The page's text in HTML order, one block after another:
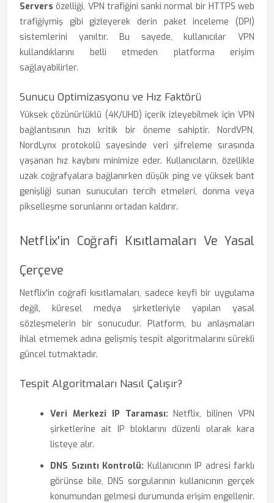
Servers özelliği, VPN trafiğini sanki normal bir HTTPS web
trafiğiymiş gibi gizleyerek derin paket inceleme (DPI)
sistemlerini yanıltır. Bu sayede, kullanıcılar VPN
kullandıklarını belli etmeden platforma erişim
sağlayabilirler.
Sunucu Optimizasyonu ve Hız Faktörü
Yüksek çözünürlüklü (4K/UHD) içerik izleyebilmek için VPN
bağlantısının hızı kritik bir öneme sahiptir. NordVPN,
NordLynx protokolü sayesinde veri şifreleme sırasında
yaşanan hız kaybını minimize eder. Kullanıcıların, özellikle
uzak coğrafyalara bağlanırken düşük ping ve yüksek bant
genişliği sunan sunucuları tercih etmeleri, donma veya
pikselleşme sorunlarını ortadan kaldırır.
Netflix'in Coğrafi Kısıtlamaları Ve Yasal
Çerçeve
Netflix'in coğrafi kısıtlamaları, sadece keyfi bir uygulama
değil, küresel medya şirketleriyle yapılan yasal
sözleşmelerin bir sonucudur. Platform, bu anlaşmaları
ihlal etmemek adına gelişmiş tespit algoritmalarını sürekli
güncel tutmaktadır.
Tespit Algoritmaları Nasıl Çalışır?
Veri Merkezi IP Taraması: Netflix, bilinen VPN
şirketlerine ait IP bloklarını düzenli olarak kara
listeye alır.
DNS Sızıntı Kontrolü: Kullanıcının IP adresi farklı
görünse bile, DNS sorgularının kullanıcının gerçek
konumundan gelmesi durumunda erişim engellenir.